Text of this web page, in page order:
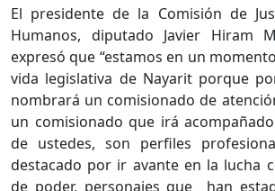
El presidente de la Comisión de
Humanos, diputado Javier Hiram
expresó que “estamos en un
vida legislativa de Nayarit porque
nombrará un comisionado de
un comisionado que irá
de ustedes, son perfiles
destacado por ir avante en la lucha
de poder, personajes que han